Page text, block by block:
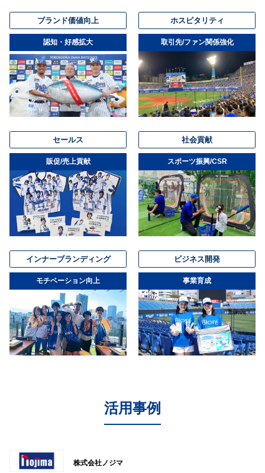
ブランド価値向上
認知・好感拡大
ホスピタリティ
取引先/ファン関係強化
セールス
販促/売上貢献
社会貢献
スポーツ振興/CSR
インナーブランディング
モチベーション向上
ビジネス開発
事業育成
活用事例
株式会社ノジマ